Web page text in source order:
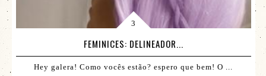
FEMINICES: DELINEADOR...
Hey galera! Como vocês estão? espero que bem! O ...